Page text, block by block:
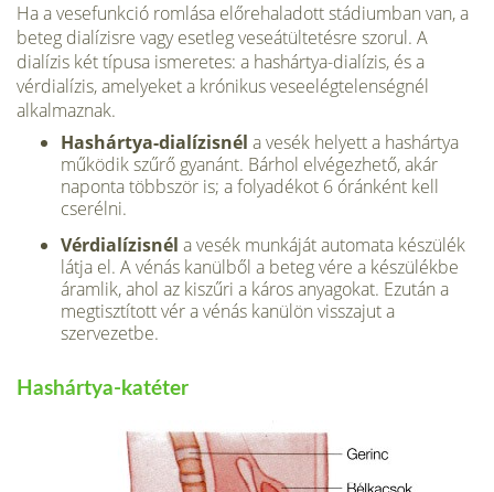
Ha a vesefunkció romlása előrehaladott stádiumban van, a
beteg dialízisre vagy esetleg veseátültetésre szorul. A
dialízis két típusa ismeretes: a hashártya-dialízis, és a
vérdialízis, amelyeket a krónikus veseelég­telenségnél
alkalmaznak.
Hashártya-dialízisnél a vesék helyett a hashártya
működik szűrő gyanánt. Bár­hol elvégezhető, akár
naponta többször is; a folyadékot 6 óránként kell
cserélni.
Vérdialízisnél a vesék munkáját automa­ta készülék
látja el. A vénás kanülből a beteg vére a készülékbe
áramlik, ahol az kiszűri a káros anyagokat. Ezután a
meg­tisztított vér a vénás kanülön visszajut a
szervezetbe.
Hashártya-katéter